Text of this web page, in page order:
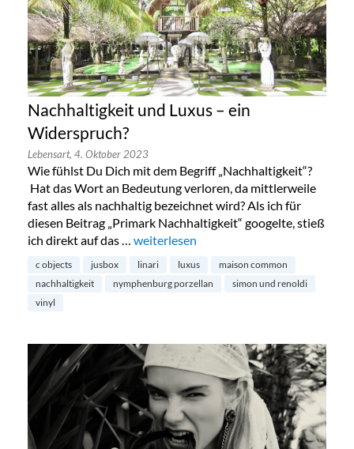
Nachhaltigkeit und Luxus – ein
Widerspruch?
Lebensart, 4. Oktober 2023
Wie fühlst Du Dich mit dem Begriff „Nachhaltigkeit“?
Hat das Wort an Bedeutung verloren, da mittlerweile
fast alles als nachhaltig bezeichnet wird? Als ich für
diesen Beitrag „Primark Nachhaltigkeit“ googelte, stieß
ich direkt auf das … „Nachhaltigkeit und Luxus – ein
weiterlesen
c objects jusbox linari luxus
maison common
nachhaltigkeit
nymphenburg porzellan
simon und renoldi
vinyl